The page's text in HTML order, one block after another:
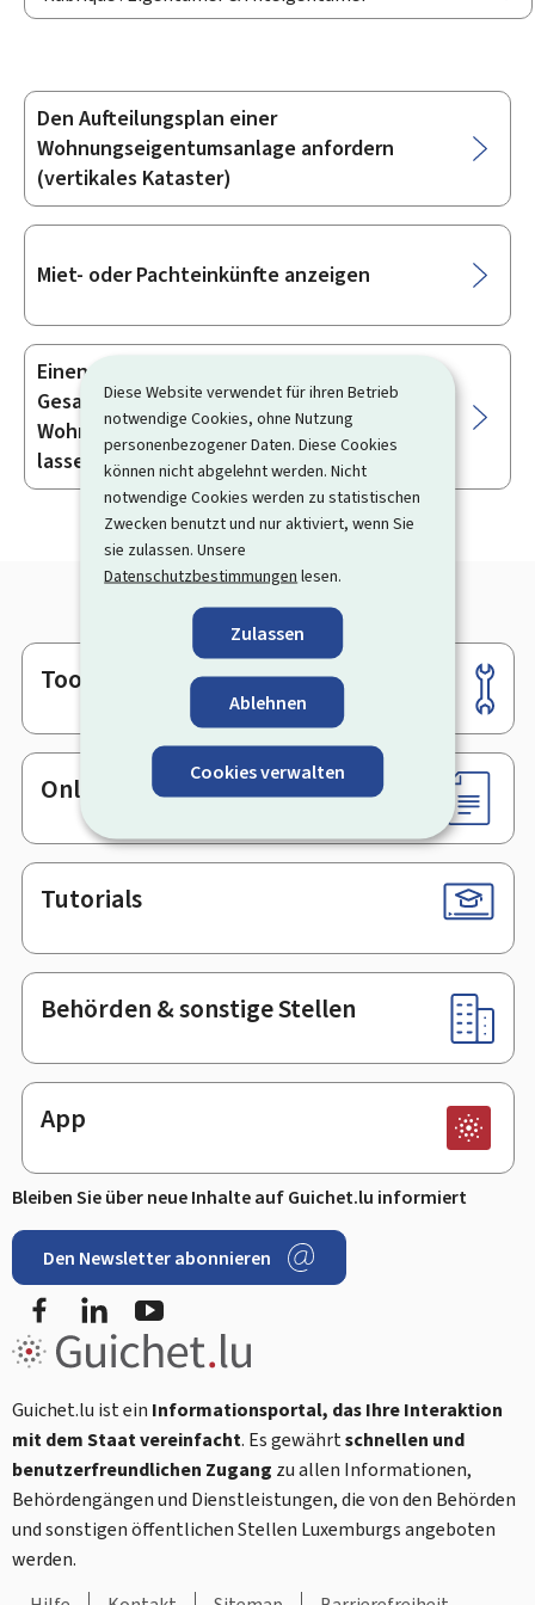
Diese Website verwendet für ihren Betrieb
notwendige Cookies, ohne Nutzung
personenbezogener Daten. Diese Cookies
können nicht abgelehnt werden. Nicht
notwendige Cookies werden zu statistischen
Zwecken benutzt und nur aktiviert, wenn Sie
sie zulassen. Unsere
Datenschutzbestimmungen lesen.
Zulassen
Ablehnen
Cookies verwalten
Unterrubriken
Den Aufteilungsplan einer
Wohnungseigentumsanlage anfordern
(vertikales Kataster)
Miet- oder Pachteinkünfte anzeigen
Einen Ausweis über die
Gesamtenergieeffizienz eines
Wohngebäudes (Energiepass) ausstellen
lassen
Footer
Tools
Online-Dienste & Formulare
Tutorials
Behörden & sonstige Stellen
App
Bleiben Sie über neue Inhalte auf Guichet.lu informiert
Den Newsletter abonnieren
FacebookLinkedIn
Guichet.lu ist ein Informationsportal, das Ihre Interaktion
mit dem Staat vereinfacht. Es gewährtschnellen und
benutzerfreundlichen Zugang zu allen Informationen,
Behördengängen und Dienstleistungen, die von den Behörden
und sonstigen öffentlichen Stellen Luxemburgs angeboten
werden.